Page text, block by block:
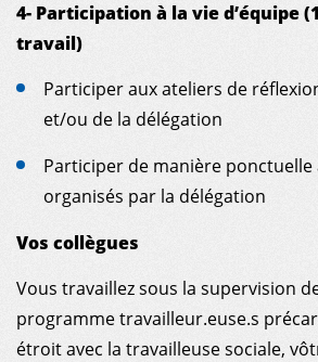
4- Participation à la vie d’équipe
travail)
Participer aux ateliers de
et/ou de la délégation
Participer de manière ponctuelle
organisés par la délégation
Vos collègues
Vous travaillez sous la supervision
programme travailleur.euse.s
étroit avec la travailleuse sociale,